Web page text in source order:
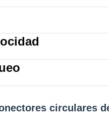
circulares